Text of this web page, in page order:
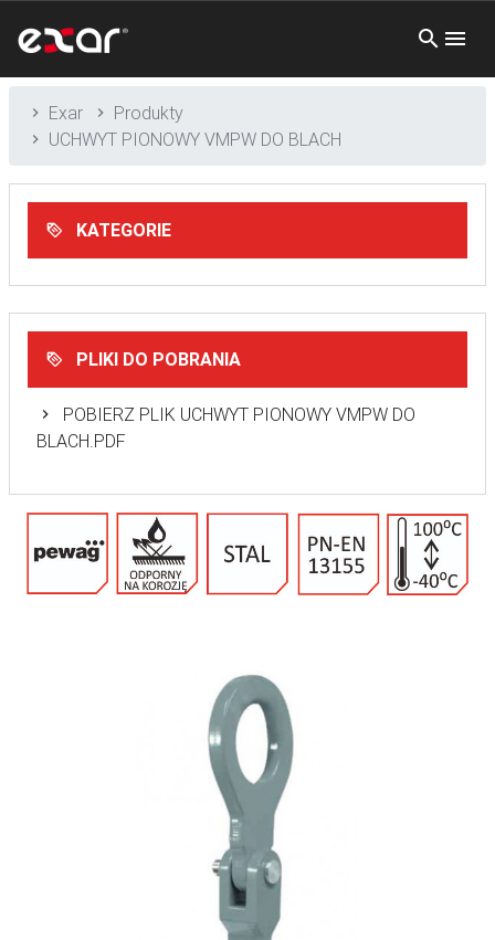
Exar
Produkty
UCHWYT PIONOWY VMPW DO BLACH
KATEGORIE
PLIKI DO POBRANIA
POBIERZ PLIK UCHWYT PIONOWY VMPW DO
BLACH.PDF